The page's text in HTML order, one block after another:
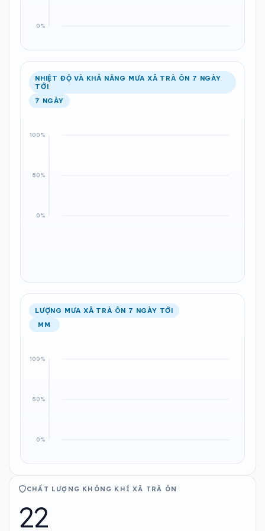
NHIỆT ĐỘ VÀ KHẢ NĂNG MƯA XÃ TRÀ ÔN 7 NGÀY
TỚI
7 NGÀY
LƯỢNG MƯA XÃ TRÀ ÔN 7 NGÀY TỚI
MM
CHẤT LƯỢNG KHÔNG KHÍ XÃ TRÀ ÔN
22